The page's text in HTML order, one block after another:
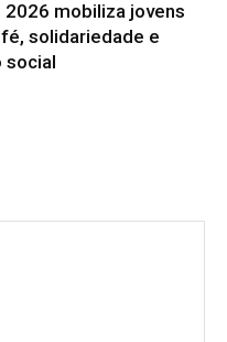
2026 mobiliza jovens
solidariedade e
social